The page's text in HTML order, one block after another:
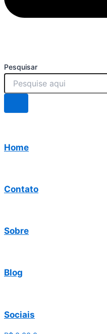
Pesquisar
Home
Contato
Sobre
Blog
Sociais